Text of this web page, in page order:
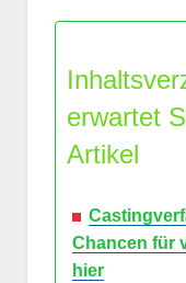
erwartet
Artikel
Chancen für
hier